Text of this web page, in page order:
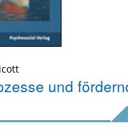
und